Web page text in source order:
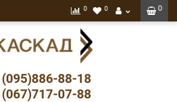
0
0 0
(095)886-88-18
(067)717-07-88